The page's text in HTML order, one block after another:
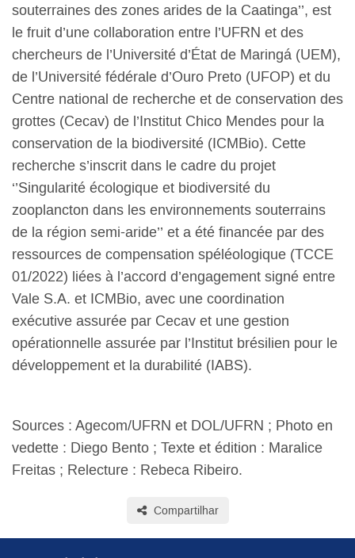
souterraines des zones arides de la Caatinga’’, est
le fruit d’une collaboration entre l’UFRN et des
chercheurs de l’Université d’État de Maringá (UEM),
de l’Université fédérale d’Ouro Preto (UFOP) et du
Centre national de recherche et de conservation des
grottes (Cecav) de l’Institut Chico Mendes pour la
conservation de la biodiversité (ICMBio). Cette
recherche s’inscrit dans le cadre du projet
‘’Singularité écologique et biodiversité du
zooplancton dans les environnements souterrains
de la région semi-aride’’ et a été financée par des
ressources de compensation spéléologique (TCCE
01/2022) liées à l’accord d’engagement signé entre
Vale S.A. et ICMBio, avec une coordination
exécutive assurée par Cecav et une gestion
opérationnelle assurée par l’Institut brésilien pour le
développement et la durabilité (IABS).
Sources : Agecom/UFRN et DOL/UFRN ; Photo en
vedette : Diego Bento ; Texte et édition : Maralice
Freitas ; Relecture : Rebeca Ribeiro.
Compartilhar